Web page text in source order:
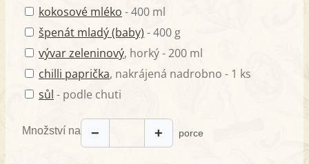
kokosové mléko - 400 ml
špenát mladý (baby) - 400 g
vývar zeleninový, horký - 200 ml
chilli paprička, nakrájená nadrobno - 1 ks
sůl - podle chuti
Množství na − + porce